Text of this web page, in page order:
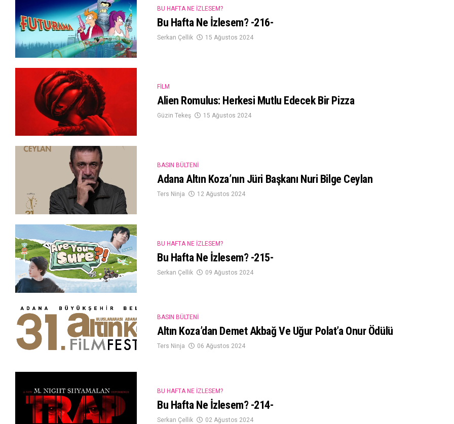
BU HAFTA NE İZLESEM?
Bu Hafta Ne İzlesem? -216-
Serkan Çellik 15 Ağustos 2024
FILM
Alien Romulus: Herkesi Mutlu Edecek Bir Pizza
Güzin Tekeş 15 Ağustos 2024
BASIN BÜLTENI
Adana Altın Koza’nın Jüri Başkanı Nuri Bilge Ceylan
Ters Ninja 12 Ağustos 2024
BU HAFTA NE İZLESEM?
Bu Hafta Ne İzlesem? -215-
Serkan Çellik 09 Ağustos 2024
BASIN BÜLTENI
Altın Koza’dan Demet Akbağ Ve Uğur Polat’a Onur Ödülü
Ters Ninja 06 Ağustos 2024
BU HAFTA NE İZLESEM?
Bu Hafta Ne İzlesem? -214-
Serkan Çellik 02 Ağustos 2024